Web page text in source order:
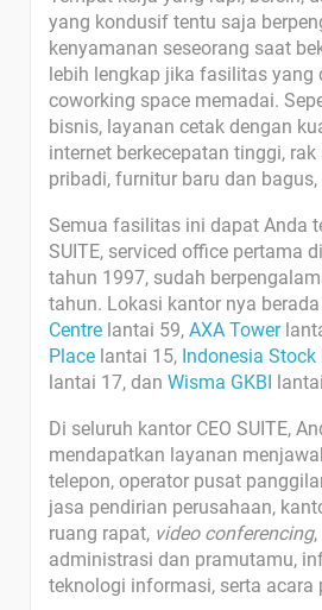
yang kondusif tentu saja
kenyamanan seseorang saat
lebih lengkap jika fasilitas yang
coworking space memadai.
bisnis, layanan cetak dengan
internet berkecepatan tinggi, rak
pribadi, furnitur baru dan
Semua fasilitas ini dapat Anda
SUITE, serviced office pertama
tahun 1997, sudah
tahun. Lokasi kantor nya
Centre lantai 59, AXA Tower
Place lantai 15, Indonesia Stock
lantai 17, dan Wisma GKBI
Di seluruh kantor CEO SUITE,
mendapatkan layanan
telepon, operator pusat
jasa pendirian perusahaan,
ruang rapat, video conferencing
administrasi dan pramutamu,
teknologi informasi, serta acara